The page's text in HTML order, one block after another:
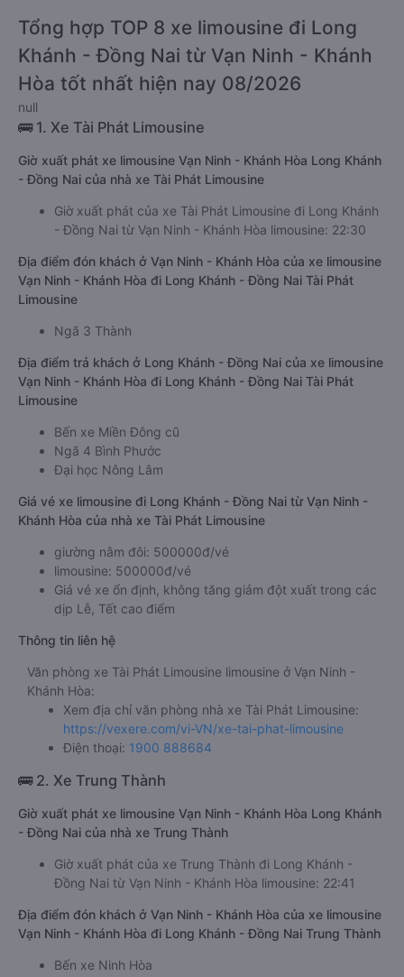
Tổng hợp TOP 8 xe limousine đi Long
Khánh - Đồng Nai từ Vạn Ninh - Khánh
Hòa tốt nhất hiện nay 08/2026
null
🚌 1. Xe Tài Phát Limousine
Giờ xuất phát xe limousine Vạn Ninh - Khánh Hòa Long Khánh
- Đồng Nai của nhà xe Tài Phát Limousine
Giờ xuất phát của xe Tài Phát Limousine đi Long Khánh
- Đồng Nai từ Vạn Ninh - Khánh Hòa limousine: 22:30
Địa điểm đón khách ở Vạn Ninh - Khánh Hòa của xe limousine
Vạn Ninh - Khánh Hòa đi Long Khánh - Đồng Nai Tài Phát
Limousine
Ngã 3 Thành
Địa điểm trả khách ở Long Khánh - Đồng Nai của xe limousine
Vạn Ninh - Khánh Hòa đi Long Khánh - Đồng Nai Tài Phát
Limousine
Bến xe Miền Đông cũ
Ngã 4 Bình Phước
Đại học Nông Lâm
Giá vé xe limousine đi Long Khánh - Đồng Nai từ Vạn Ninh -
Khánh Hòa của nhà xe Tài Phát Limousine
giường nằm đôi: 500000đ/vé
limousine: 500000đ/vé
Giá vé xe ổn định, không tăng giảm đột xuất trong các
dịp Lễ, Tết cao điểm
Thông tin liên hệ
Văn phòng xe Tài Phát Limousine limousine ở Vạn Ninh -
Khánh Hòa:
Xem địa chỉ văn phòng nhà xe Tài Phát Limousine:
https://vexere.com/vi-VN/xe-tai-phat-limousine
Điện thoại: 1900 888684
🚌 2. Xe Trung Thành
Giờ xuất phát xe limousine Vạn Ninh - Khánh Hòa Long Khánh
- Đồng Nai của nhà xe Trung Thành
Giờ xuất phát của xe Trung Thành đi Long Khánh -
Đồng Nai từ Vạn Ninh - Khánh Hòa limousine: 22:41
Địa điểm đón khách ở Vạn Ninh - Khánh Hòa của xe limousine
Vạn Ninh - Khánh Hòa đi Long Khánh - Đồng Nai Trung Thành
Bến xe Ninh Hòa